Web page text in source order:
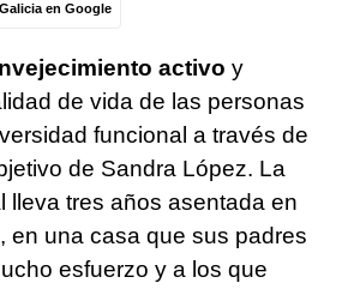
en Google
activo y
de vida de las personas
funcional a través de
de Sandra López. La
lleva tres años asentada en
en una casa que sus padres
esfuerzo y a los que